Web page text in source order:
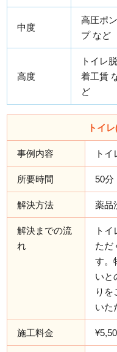
中度
高圧ポン
プ など
高度
トイレ脱
着工賃
ど
トイ
事例内容 トイ
所要時間 50分
解決方法 薬品
解決までの流
れ
ト
ただ
す。
いと
りを
いた
施工料金